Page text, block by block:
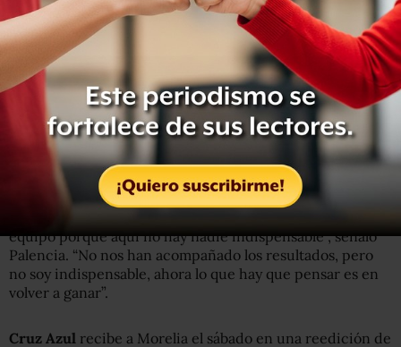
Santosapenas suma siete puntos y ocupa el 14to lugar
entre 18 equipos. Los malos resultados provocaron el cese
del técnico argentino Diego Cocca, y Eduardo Rergis
dirigirá el partido mientras Benjamín Galindo asume el
Pumasatraviesa su mala racha, pues suma dos derrotas
consecutivas y cuatro partidos al hilo sin ganar.
“No por mi ausencia quiere decir que haya perdido el
equipo porque aquí no hay nadie indispensable”, señaló
Palencia. “No nos han acompañado los resultados, pero
no soy indispensable, ahora lo que hay que pensar es en
volver a ganar”.
Cruz Azul recibe a Morelia el sábado en una reedición de